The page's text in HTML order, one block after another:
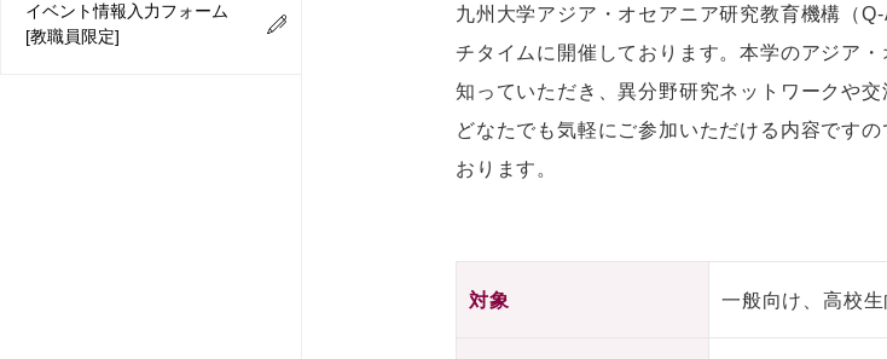
九州大学アジア・オセアニア研究教育機構（
チタイムに開催しております。本学のアジア
知っていただき、異分野研究ネットワークや
どなたでも気軽にご参加いただける内容です
おります。
対象 一般向け、高校
イベント情報入力フォーム
[教職員限定]